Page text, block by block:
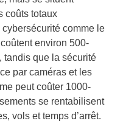
coûts totaux
comme le
environ 500-
tandis que la sécurité
par caméras et les
peut coûter 1000-
se rentabilisent
vols et temps d’arrêt.